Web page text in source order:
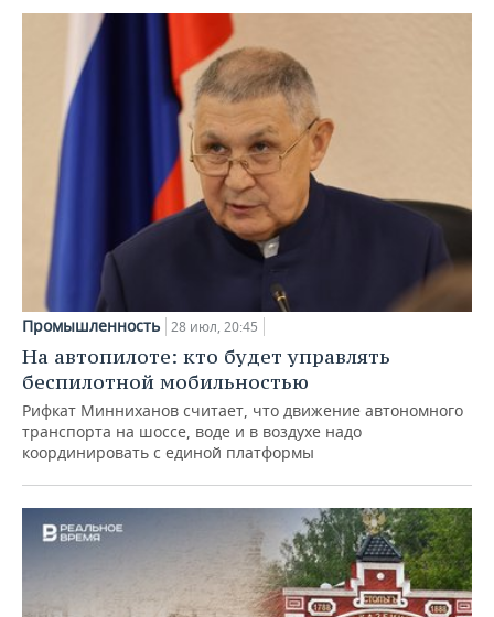
Промышленность 28 июл, 20:45
На автопилоте: кто будет управлять
беспилотной мобильностью
Рифкат Минниханов считает, что движение автономного
транспорта на шоссе, воде и в воздухе надо
координировать с единой платформы